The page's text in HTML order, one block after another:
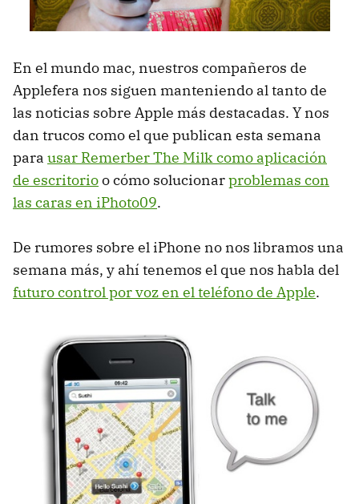
En el mundo mac, nuestros compañeros de
Applefera nos siguen manteniendo al tanto de
las noticias sobre Apple más destacadas. Y nos
dan trucos como el que publican esta semana
para usar Remerber The Milk como aplicación
de escritorioo cómo solucionarproblemas con
las caras en iPhoto09.
De rumores sobre el iPhone no nos libramos una
semana más, y ahí tenemos el que nos habla del
futuro control por voz en el teléfono de Apple.